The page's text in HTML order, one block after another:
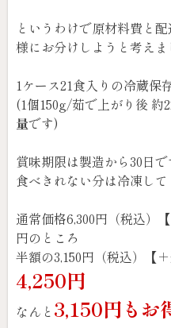
というわけで原材料費と
様にお分けしようと考えま
1ケース21食入りの冷蔵保
(1個150g/茹で上がり後 約
量です)
賞味期限は製造から30日で
食べきれない分は冷凍して
通常価格6,300円（税込）
円のところ
半額の3,150円（税込）【
4,250円
なんと 3,150円もお